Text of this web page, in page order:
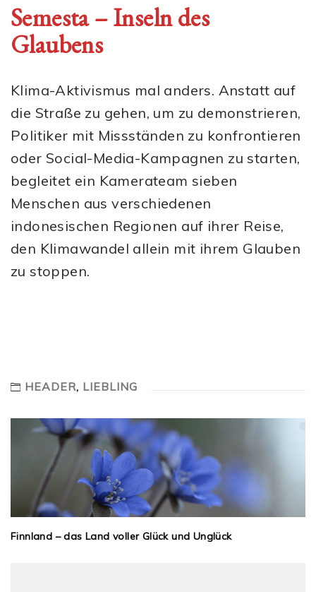
Semesta – Inseln des
Glaubens
Klima-Aktivismus mal anders. Anstatt auf
die Straße zu gehen, um zu demonstrieren,
Politiker mit Missständen zu konfrontieren
oder Social-Media-Kampagnen zu starten,
begleitet ein Kamerateam sieben
Menschen aus verschiedenen
indonesischen Regionen auf ihrer Reise,
den Klimawandel allein mit ihrem Glauben
zu stoppen.
HEADER, LIEBLING
Finnland – das Land voller Glück und Unglück